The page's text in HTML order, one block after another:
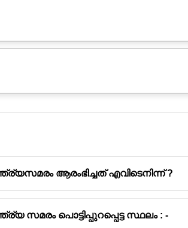
സമരം 1857-ൽ നടന്നതാണ്.
ആരംഭിച്ചത് എവിടെനിന്ന് ?
സമരം പൊട്ടിപ്പുറപ്പെട്ട സ്ഥലം : -